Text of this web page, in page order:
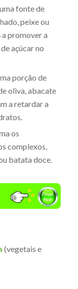
fonte de
peixe ou
promover a
açúcar no
porção de
oliva, abacate
a retardar a
os
complexos,
batata doce.
(vegetais e